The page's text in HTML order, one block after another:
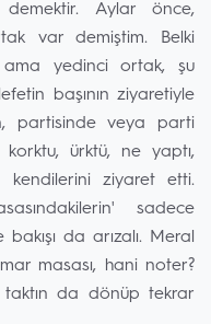
Aylar önce,
var demiştim. Belki
yedinci ortak, şu
başının ziyaretiyle
partisinde veya parti
ürktü, ne yaptı,
kendilerini ziyaret etti.
sadece
da arızalı. Meral
masası, hani noter?
da dönüp tekrar